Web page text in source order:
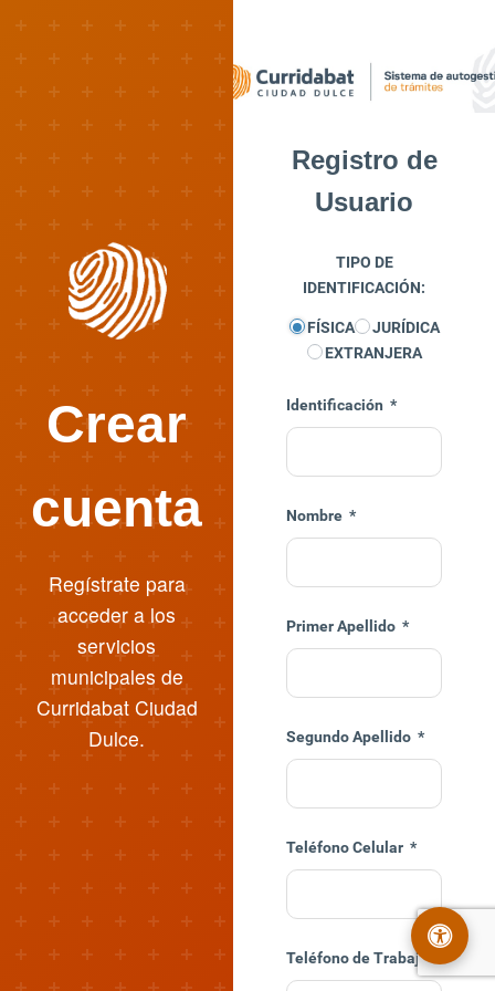
Crear
cuenta
Regístrate para
acceder a los
servicios
municipales de
Curridabat Ciudad
Dulce.
Registro de
Usuario
TIPO DE
IDENTIFICACIÓN:
FÍSICA
JURÍDICA
EXTRANJERA
Identificación *
Nombre *
Primer Apellido *
Segundo Apellido *
Teléfono Celular *
Teléfono de Trabajo